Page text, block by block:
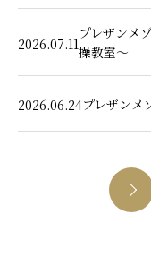
2026.07.11
プレザンメ
操教室～
2026.06.24プレザンメ